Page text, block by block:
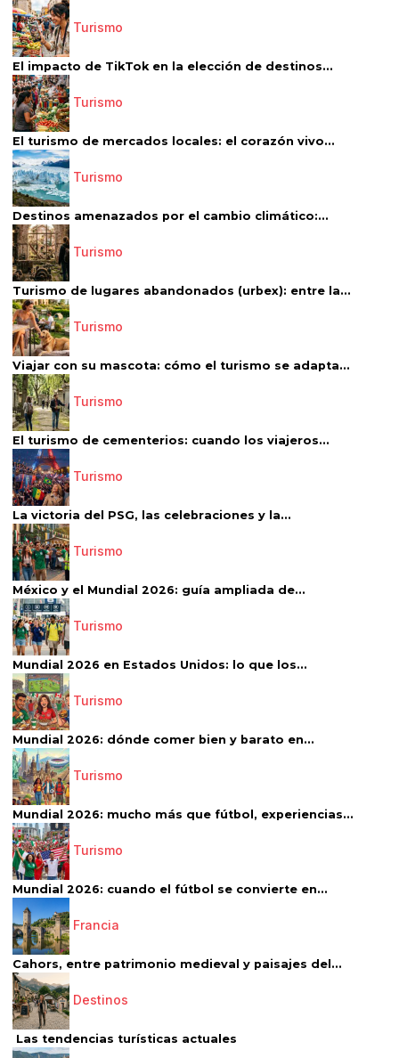
Turismo
El impacto de TikTok en la elección de destinos...
Turismo
El turismo de mercados locales: el corazón vivo...
Turismo
Destinos amenazados por el cambio climático:...
Turismo
Turismo de lugares abandonados (urbex): entre la...
Turismo
Viajar con su mascota: cómo el turismo se adapta...
Turismo
El turismo de cementerios: cuando los viajeros...
Turismo
La victoria del PSG, las celebraciones y la...
Turismo
México y el Mundial 2026: guía ampliada de...
Turismo
Mundial 2026 en Estados Unidos: lo que los...
Turismo
Mundial 2026: dónde comer bien y barato en...
Turismo
Mundial 2026: mucho más que fútbol, experiencias...
Turismo
Mundial 2026: cuando el fútbol se convierte en...
Francia
Cahors, entre patrimonio medieval y paisajes del...
Destinos
Las tendencias turísticas actuales